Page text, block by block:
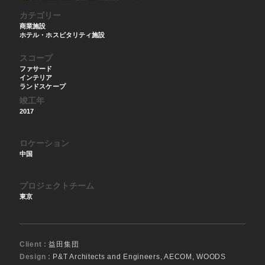
カテゴリー
商業施設
ホテル・ホスピタリティ施設
スコープ
ファサード
インテリア
ランドスケープ
竣工年
2017
ロケーション
中国
プロジェクトチーム
東京
Client :益田集団
Design : P&T Architects and Engineers, AECOM, WOODS